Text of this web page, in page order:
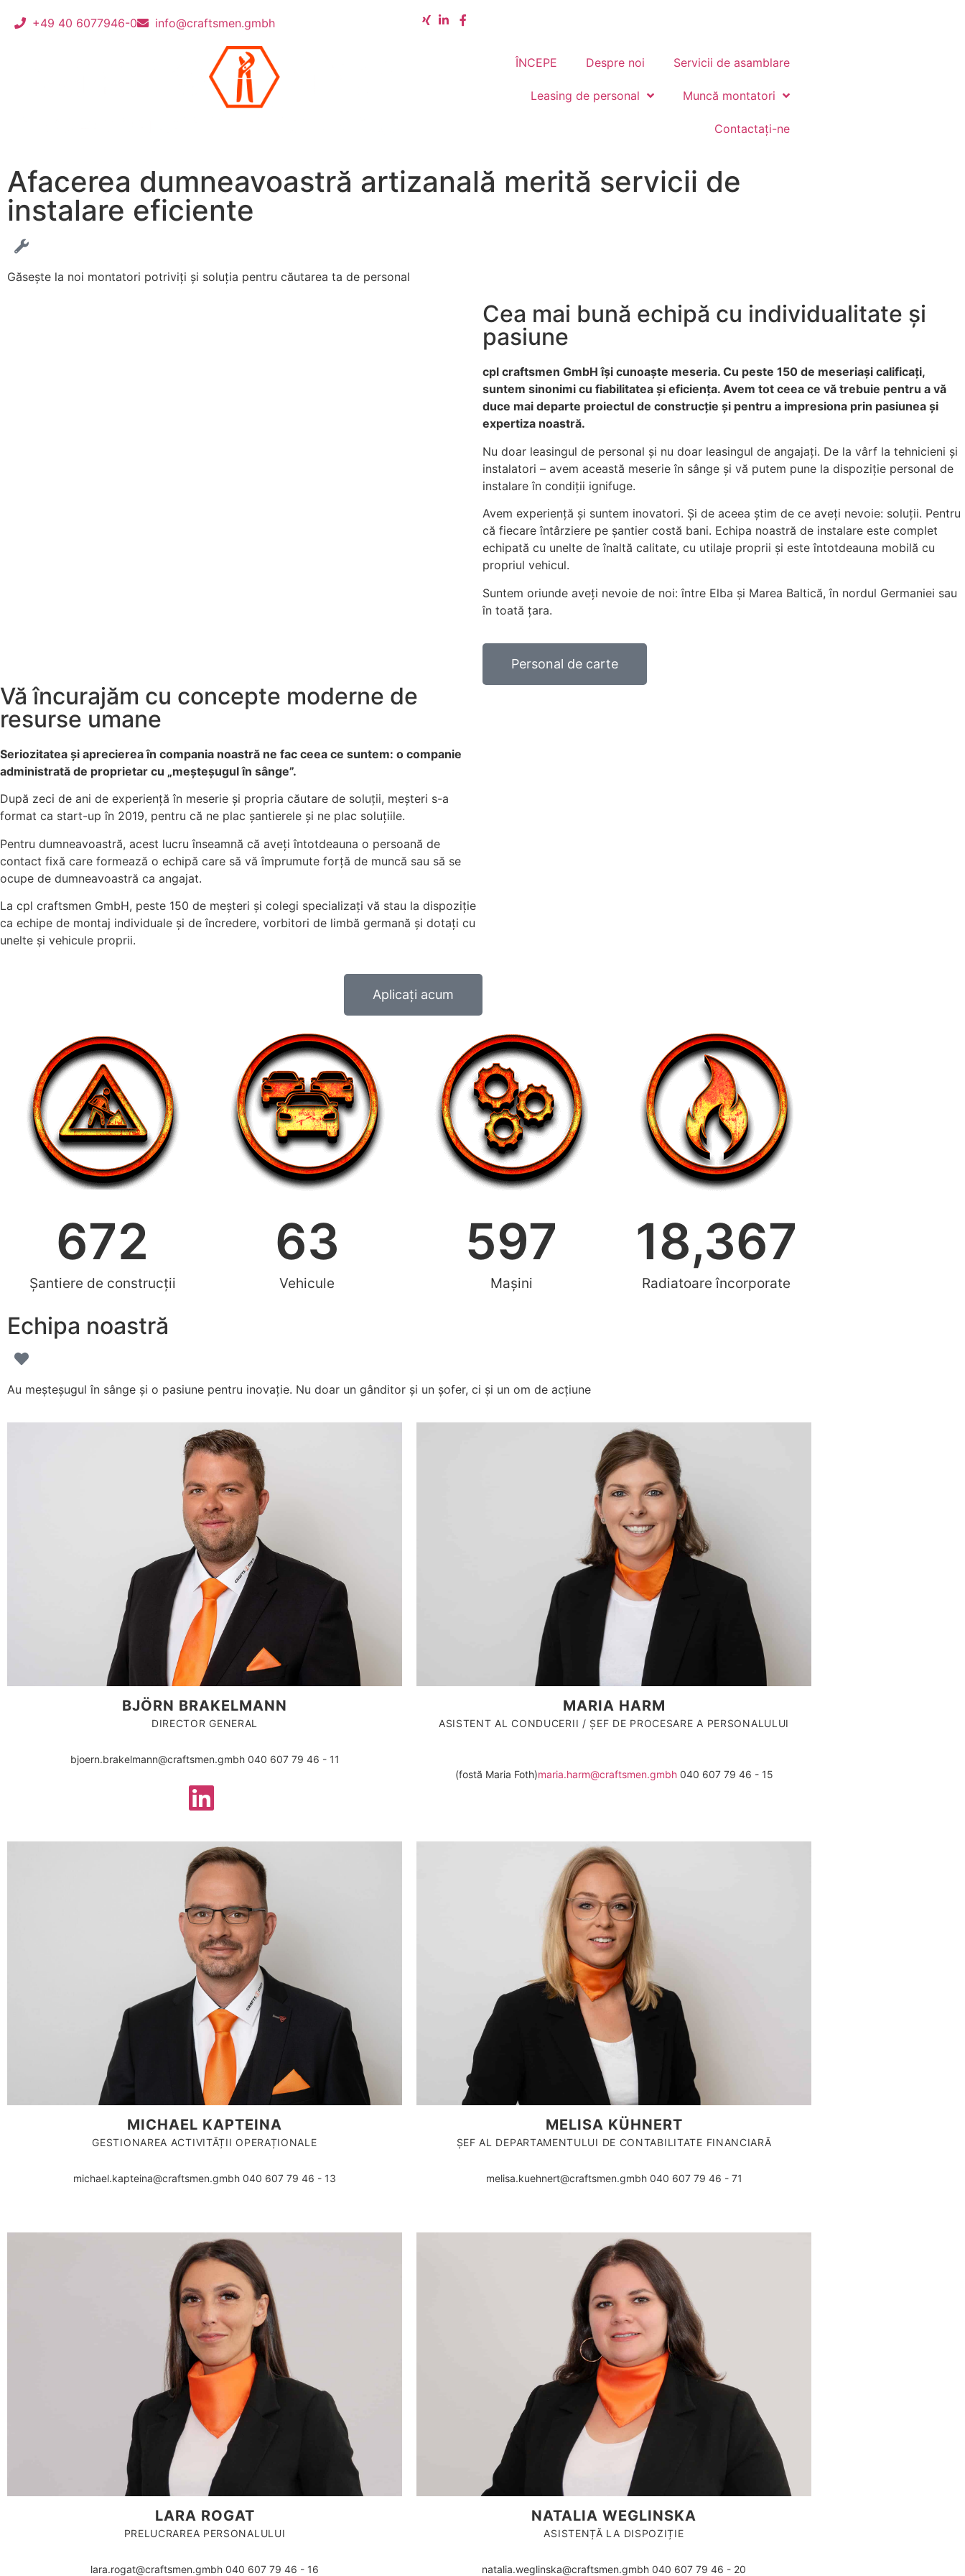
+49 40 6077946-0 info@craftsmen.gmbh
ÎNCEPE Despre noi Servicii de asamblare
Leasing de personal Muncă montatori
Contactați-ne
Afacerea dumneavoastră artizanală merită servicii de
instalare eficiente
Găsește la noi montatori potriviți și soluția pentru căutarea ta de personal
Cea mai bună echipă cu individualitate și
pasiune
cpl craftsmen GmbH își cunoaște meseria. Cu peste 150 de meseriași calificați,
suntem sinonimi cu fiabilitatea și eficiența. Avem tot ceea ce vă trebuie pentru a vă
duce mai departe proiectul de construcție și pentru a impresiona prin pasiunea și
expertiza noastră.
Nu doar leasingul de personal și nu doar leasingul de angajați. De la vârf la tehnicieni și
instalatori – avem această meserie în sânge și vă putem pune la dispoziție personal de
instalare în condiții ignifuge.
Avem experiență și suntem inovatori. Și de aceea știm de ce aveți nevoie: soluții. Pentru
că fiecare întârziere pe șantier costă bani. Echipa noastră de instalare este complet
echipată cu unelte de înaltă calitate, cu utilaje proprii și este întotdeauna mobilă cu
propriul vehicul.
Suntem oriunde aveți nevoie de noi: între Elba și Marea Baltică, în nordul Germaniei sau
în toată țara.
Personal de carte
Vă încurajăm cu concepte moderne de
resurse umane
Seriozitatea și aprecierea în compania noastră ne fac ceea ce suntem: o companie
administrată de proprietar cu „meșteșugul în sânge”.
După zeci de ani de experiență în meserie și propria căutare de soluții, meșteri s-a
format ca start-up în 2019, pentru că ne plac șantierele și ne plac soluțiile.
Pentru dumneavoastră, acest lucru înseamnă că aveți întotdeauna o persoană de
contact fixă care formează o echipă care să vă împrumute forță de muncă sau să se
ocupe de dumneavoastră ca angajat.
La cpl craftsmen GmbH, peste 150 de meșteri și colegi specializați vă stau la dispoziție
ca echipe de montaj individuale și de încredere, vorbitori de limbă germană și dotați cu
unelte și vehicule proprii.
Aplicați acum
Șantiere de construcții
672
Vehicule
63
Mașini
597
Radiatoare încorporate
18,367
Echipa noastră
Au meșteșugul în sânge și o pasiune pentru inovație. Nu doar un gânditor și un șofer, ci și un om de acțiune
BJÖRN BRAKELMANN
DIRECTOR GENERAL
bjoern.brakelmann@craftsmen.gmbh 040 607 79 46 - 11
MARIA HARM
ASISTENT AL CONDUCERII / ȘEF DE PROCESARE A PERSONALULUI
(fostă Maria Foth)maria.harm@craftsmen.gmbh040 607 79 46 - 15
MICHAEL KAPTEINA
GESTIONAREA ACTIVITĂȚII OPERAȚIONALE
michael.kapteina@craftsmen.gmbh 040 607 79 46 - 13
MELISA KÜHNERT
ȘEF AL DEPARTAMENTULUI DE CONTABILITATE FINANCIARĂ
melisa.kuehnert@craftsmen.gmbh 040 607 79 46 - 71
LARA ROGAT
PRELUCRAREA PERSONALULUI
lara.rogat@craftsmen.gmbh 040 607 79 46 - 16
NATALIA WEGLINSKA
ASISTENȚĂ LA DISPOZIȚIE
natalia.weglinska@craftsmen.gmbh 040 607 79 46 - 20